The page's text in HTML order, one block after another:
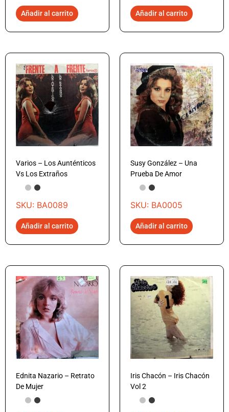
Añadir al carrito Añadir al carrito
Varios – Los Aunténticos
Vs Los Extraños
SKU: BA0089
Añadir al carrito
Susy González – Una
Prueba De Amor
SKU: BA0005
Añadir al carrito
Ednita Nazario – Retrato
De Mujer
Iris Chacón – Iris Chacón
Vol 2